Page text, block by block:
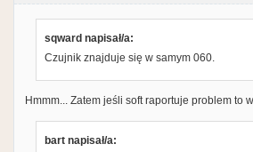
sqward napisał/a:
Czujnik znajduje się w samym 060.
Hmmm... Zatem jeśli soft raportuje problem to
bart napisał/a: